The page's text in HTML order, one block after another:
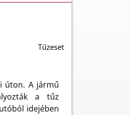
Tűzeset
úton. A jármű
a tűz
idejében